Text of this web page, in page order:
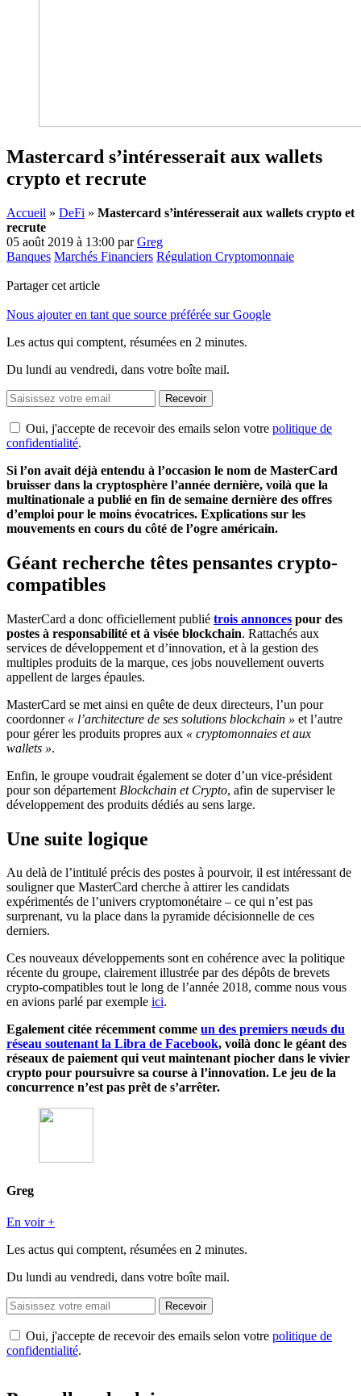
Mastercard s’intéresserait aux wallets
crypto et recrute
Accueil » DeFi » Mastercard s’intéresserait aux wallets crypto et
recrute
05 août 2019 à 13:00 parGreg
Banques Marchés Financiers Régulation Cryptomonnaie
Partager cet article
Nous ajouter en tant que source préférée sur Google
Les actus qui comptent, résumées en 2 minutes.
Du lundi au vendredi, dans votre boîte mail.
Recevoir
Oui, j'accepte de recevoir des emails selon votre politique de
confidentialité.
Si l’on avait déjà entendu à l’occasion le nom de MasterCard
bruisser dans la cryptosphère l’année dernière, voilà que la
multinationale a publié en fin de semaine dernière des offres
d’emploi pour le moins évocatrices. Explications sur les
mouvements en cours du côté de l’ogre américain.
Géant recherche têtes pensantes crypto-
compatibles
MasterCard a donc officiellement publié trois annonces pour des
postes à responsabilité et à visée blockchain. Rattachés aux
services de développement et d’innovation, et à la gestion des
multiples produits de la marque, ces jobs nouvellement ouverts
appellent de larges épaules.
MasterCard se met ainsi en quête de deux directeurs, l’un pour
coordonner « l’architecture de ses solutions blockchain » et l’autre
pour gérer les produits propres aux « cryptomonnaies et aux
wallets ».
Enfin, le groupe voudrait également se doter d’un vice-président
pour son département Blockchain et Crypto, afin de superviser le
développement des produits dédiés au sens large.
Une suite logique
Au delà de l’intitulé précis des postes à pourvoir, il est intéressant de
souligner que MasterCard cherche à attirer les candidats
expérimentés de l’univers cryptomonétaire – ce qui n’est pas
surprenant, vu la place dans la pyramide décisionnelle de ces
derniers.
Ces nouveaux développements sont en cohérence avec la politique
récente du groupe, clairement illustrée par des dépôts de brevets
crypto-compatibles tout le long de l’année 2018, comme nous vous
en avions parlé par exemple ici.
Egalement citée récemment comme un des premiers nœuds du
réseau soutenant la Libra de Facebook, voilà donc le géant des
réseaux de paiement qui veut maintenant piocher dans le vivier
crypto pour poursuivre sa course à l’innovation. Le jeu de la
concurrence n’est pas prêt de s’arrêter.
Greg
En voir +
Les actus qui comptent, résumées en 2 minutes.
Du lundi au vendredi, dans votre boîte mail.
Recevoir
Oui, j'accepte de recevoir des emails selon votre politique de
confidentialité.